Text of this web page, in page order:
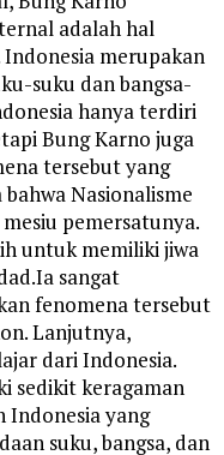
adalah hal
merupakan
suku dan bangsa-
hanya terdiri
Bung Karno juga
tersebut yang
Nasionalisme
pemersatunya.
untuk memiliki jiwa
Ia sangat
fenomena tersebut
Lanjutnya,
dari Indonesia.
sedikit keragaman
Indonesia yang
suku, bangsa, dan